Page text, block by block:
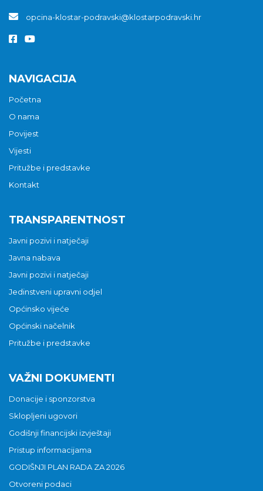
opcina-klostar-podravski@klostarpodravski.hr
NAVIGACIJA
Početna
O nama
Povijest
Vijesti
Pritužbe i predstavke
Kontakt
TRANSPARENTNOST
Javni pozivi i natječaji
Javna nabava
Javni pozivi i natječaji
Jedinstveni upravni odjel
Općinsko vijeće
Općinski načelnik
Pritužbe i predstavke
VAŽNI DOKUMENTI
Donacije i sponzorstva
Sklopljeni ugovori
Godišnji financijski izvještaji
Pristup informacijama
GODIŠNJI PLAN RADA ZA 2026
Otvoreni podaci